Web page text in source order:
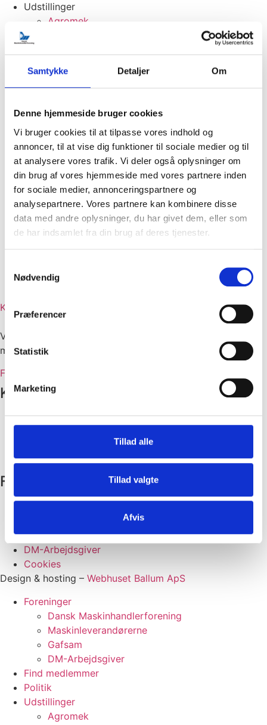
Samtykke Detaljer Om
Denne hjemmeside bruger cookies
Vi bruger cookies til at tilpasse vores indhold og
annoncer, til at vise dig funktioner til sociale medier og til
at analysere vores trafik. Vi deler også oplysninger om
din brug af vores hjemmeside med vores partnere inden
for sociale medier, annonceringspartnere og
analysepartnere. Vores partnere kan kombinere disse
data med andre oplysninger, du har givet dem, eller som
de har indsamlet fra din brug af deres tjenester.
Nødvendig
Præferencer
Statistik
Marketing
Tillad alle
Tillad valgte
Afvis
Udstillinger
Agromek
Dansk Markdemo
Foreninger
Dansk Maskinhandlerforening
Maskinleverandørerne
Gafsam
DM-Arbejdsgiver
Find medlemmer
Politik
Udstillinger
Agromek
Entreprenør & Håndværk
Dansk Markdemo
Kontakt
Vi er officiel branche- og arbejdsgiverforening for
maskinforretninger i Danmark
Facebook
Kontakt
Kokholm 3A, 1. mf. 6000 Kolding
dmh@danskmaskinhandel.dk
CVR: 62571128
Foreninger
Maskinleverandørerne
GAFSAM
DM-Arbejdsgiver
Cookies
Design & hosting – Webhuset Ballum ApS
Foreninger
Dansk Maskinhandlerforening
Maskinleverandørerne
Gafsam
DM-Arbejdsgiver
Find medlemmer
Politik
Udstillinger
Agromek